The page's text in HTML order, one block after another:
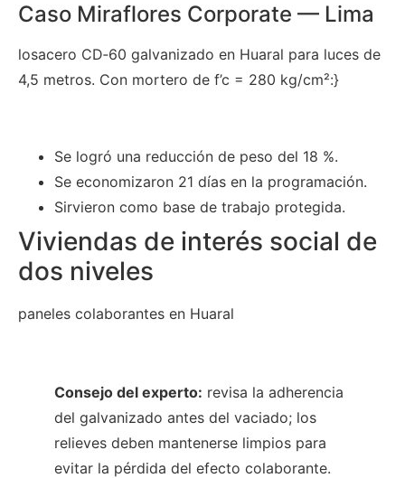
Caso Miraflores Corporate — Lima
losacero CD‑60 galvanizado en Huaral para luces de
4,5 metros. Con mortero de f’c = 280 kg/cm²:}
Se logró una reducción de peso del 18 %.
Se economizaron 21 días en la programación.
Sirvieron como base de trabajo protegida.
Viviendas de interés social de
dos niveles
paneles colaborantes en Huaral
Consejo del experto: revisa la adherencia
del galvanizado antes del vaciado; los
relieves deben mantenerse limpios para
evitar la pérdida del efecto colaborante.